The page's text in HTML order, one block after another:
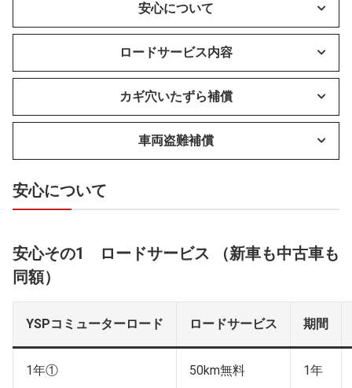
安心について
ロードサービス内容
カギ穴いたずら補償
車両盗難補償
安心について
安心その1 ロードサービス （新車も中古車も
同額）
YSPコミューターロード ロードサービス 期間
1年① 50km無料 1年